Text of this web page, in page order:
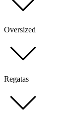
Oversized
Regatas